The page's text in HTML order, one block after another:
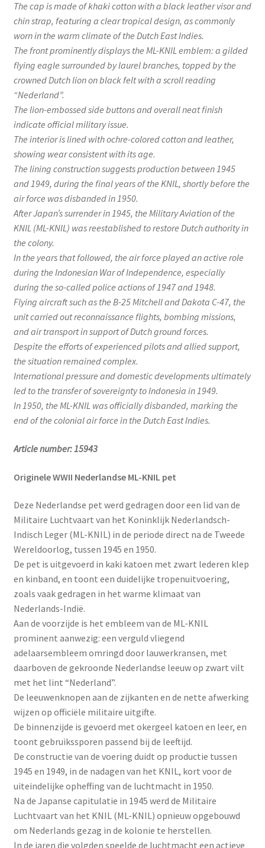
The cap is made of khaki cotton with a black leather visor and
chin strap, featuring a clear tropical design, as commonly
worn in the warm climate of the Dutch East Indies.
The front prominently displays the ML-KNIL emblem: a gilded
flying eagle surrounded by laurel branches, topped by the
crowned Dutch lion on black felt with a scroll reading
“Nederland”.
The lion-embossed side buttons and overall neat finish
indicate official military issue.
The interior is lined with ochre-colored cotton and leather,
showing wear consistent with its age.
The lining construction suggests production between 1945
and 1949, during the final years of the KNIL, shortly before the
air force was disbanded in 1950.
After Japan’s surrender in 1945, the Military Aviation of the
KNIL (ML-KNIL) was reestablished to restore Dutch authority in
the colony.
In the years that followed, the air force played an active role
during the Indonesian War of Independence, especially
during the so-called police actions of 1947 and 1948.
Flying aircraft such as the B-25 Mitchell and Dakota C-47, the
unit carried out reconnaissance flights, bombing missions,
and air transport in support of Dutch ground forces.
Despite the efforts of experienced pilots and allied support,
the situation remained complex.
International pressure and domestic developments ultimately
led to the transfer of sovereignty to Indonesia in 1949.
In 1950, the ML-KNIL was officially disbanded, marking the
end of the colonial air force in the Dutch East Indies.
Article number: 15943
Originele WWII Nederlandse ML-KNIL pet
Deze Nederlandse pet werd gedragen door een lid van de
Militaire Luchtvaart van het Koninklijk Nederlandsch-
Indisch Leger (ML-KNIL) in de periode direct na de Tweede
Wereldoorlog, tussen 1945 en 1950.
De pet is uitgevoerd in kaki katoen met zwart lederen klep
en kinband, en toont een duidelijke tropenuitvoering,
zoals vaak gedragen in het warme klimaat van
Nederlands-Indië.
Aan de voorzijde is het embleem van de ML-KNIL
prominent aanwezig: een verguld vliegend
adelaarsembleem omringd door lauwerkransen, met
daarboven de gekroonde Nederlandse leeuw op zwart vilt
met het lint “Nederland”.
De leeuwenknopen aan de zijkanten en de nette afwerking
wijzen op officiële militaire uitgifte.
De binnenzijde is gevoerd met okergeel katoen en leer, en
toont gebruikssporen passend bij de leeftijd.
De constructie van de voering duidt op productie tussen
1945 en 1949, in de nadagen van het KNIL, kort voor de
uiteindelijke opheffing van de luchtmacht in 1950.
Na de Japanse capitulatie in 1945 werd de Militaire
Luchtvaart van het KNIL (ML-KNIL) opnieuw opgebouwd
om Nederlands gezag in de kolonie te herstellen.
In de jaren die volgden speelde de luchtmacht een actieve